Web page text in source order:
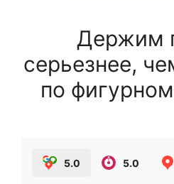
Держим
серьезнее,
по
5.0 5.0